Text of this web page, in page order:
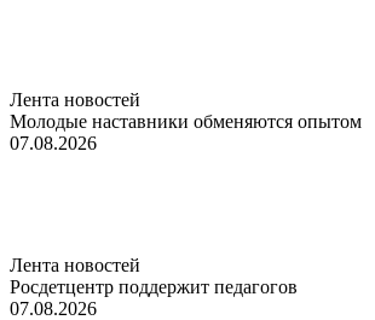
Лента новостей
Молодые наставники обменяются опытом
07.08.2026
Лента новостей
Росдетцентр поддержит педагогов
07.08.2026